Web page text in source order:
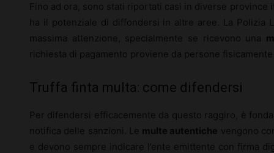
Fino ad ora, sono stati riportati casi in diverse
ha il potenziale di diffondersi in altre aree. La Polizia
massima attenzione, specialmente se ricevono una
richiesta di pagamento proviene da persone
Truffa finta multa: come difendersi
Per difendersi efficacemente da questo raggiro, è
notifica delle sanzioni. Le multe autentiche vengono
e devono sempre indicare l’ente emittente con firma